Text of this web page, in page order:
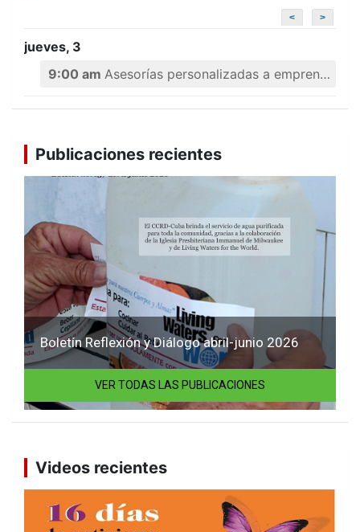
< >
jueves, 3
9:00 am Asesorías personalizadas a emprendedores
Publicaciones recientes
Boletín Reflexión y Diálogo abril-junio 2026
VER TODAS LAS PUBLICACIONES
Videos recientes